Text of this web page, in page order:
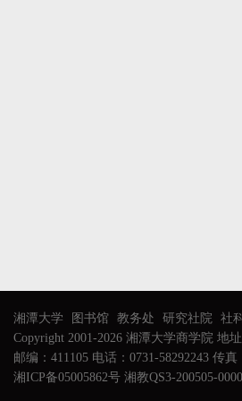
湘潭大学 图书馆 教务处 研究社院 社
Copyright 2001-2026 湘潭大学商学院 地
邮编：411105 电话：0731-58292243 传
湘ICP备05005862号 湘教QS3-200505-